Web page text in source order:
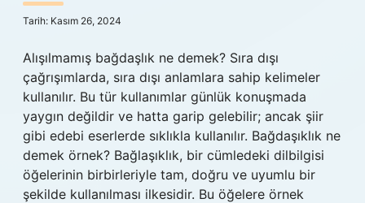
Tarih: Kasım 26, 2024
Alışılmamış bağdaşlık ne demek? Sıra dışı
çağrışımlarda, sıra dışı anlamlara sahip kelimeler
kullanılır. Bu tür kullanımlar günlük konuşmada
yaygın değildir ve hatta garip gelebilir; ancak şiir
gibi edebi eserlerde sıklıkla kullanılır. Bağdaşıklık ne
demek örnek? Bağlaşıklık, bir cümledeki dilbilgisi
öğelerinin birbirleriyle tam, doğru ve uyumlu bir
şekilde kullanılması ilkesidir. Bu öğelere örnek